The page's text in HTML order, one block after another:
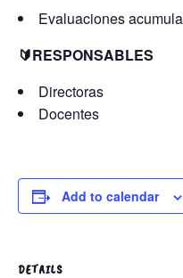
Evaluaciones
🔰RESPONSABLES
Directoras
Docentes
Add to calendar
DETAILS